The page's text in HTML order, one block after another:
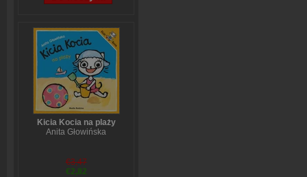
Kicia Kocia na plaży
Anita Głowińska
€3,47
€2,82